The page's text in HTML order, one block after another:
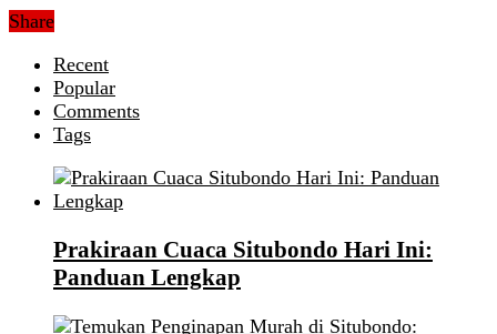
Share
Recent
Popular
Comments
Tags
Prakiraan Cuaca Situbondo Hari Ini:
Panduan Lengkap